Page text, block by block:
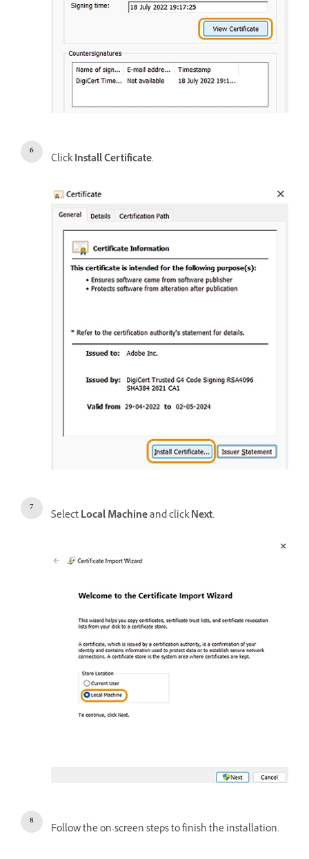
ClickInstall Certificate.
SelectLocal Machineand clickNext.
Follow the on-screen steps to finish the installation.